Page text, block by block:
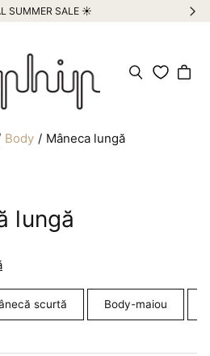
SUMMER SALE ☀️
Body Mâneca lungă
lungă
scurtă Body-maiou